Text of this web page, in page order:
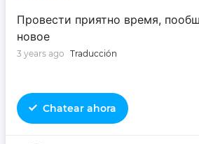
Провести приятно время,
новое
3 years ago Traducción
Chatear ahora